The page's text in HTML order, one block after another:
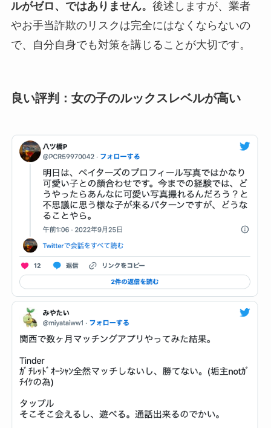
ルがゼロ、ではありません。 後述しますが、業者
やお手当詐欺のリスクは完全にはなくならないの
で、自分自身でも対策を講じることが大切です。
良い評判：女の子のルックスレベルが高い